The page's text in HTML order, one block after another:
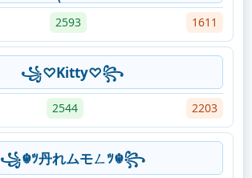
2593 1611
꧁♡Kitty♡꧂
2544 2203
꧁☬ﾂ丹れムモㄥﾂ☬꧂